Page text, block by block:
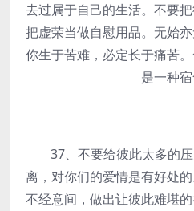
去过属于自己的生活。不要
把虚荣当做自慰用品。无始
你生于苦难，必定长于痛苦
是一种宿
37、不要给彼此太多的压
离，对你们的爱情是有好处
不经意间，做出让彼此难堪